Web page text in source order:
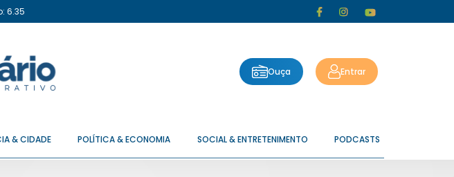
6.35
Ouça Entrar
& CIDADE POLÍTICA & ECONOMIA SOCIAL & ENTRETENIMENTO PODCASTS